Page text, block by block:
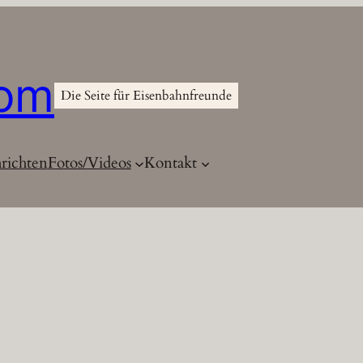
Die Seite für Eisenbahnfreunde
Fotos/Videos Kontakt